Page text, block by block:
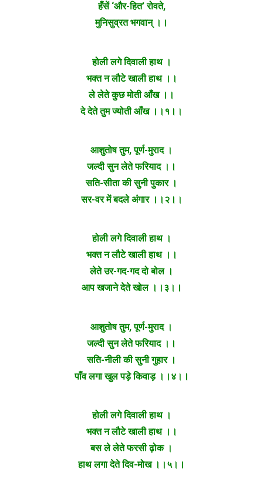
हँसें ‘और-हित’ रोवते,
मुनिसुव्रत भगवान् ।।
होली लगे दिवाली हाथ ।
भक्त न लौटे खाली हाथ ।।
ले लेते कुछ मोती आँख ।।
दे देते तुम ज्योती आँख ।।१।।
आशुतोष तुम, पूर्ण-मुराद ।
जल्दी सुन लेते फरियाद ।।
सति-सीता की सुनी पुकार ।
सर-वर में बदले अंगार ।।२।।
होली लगे दिवाली हाथ ।
भक्त न लौटे खाली हाथ ।।
लेते उर-गद-गद दो बोल ।
आप खजाने देते खोल ।।३।।
आशुतोष तुम, पूर्ण-मुराद ।
जल्दी सुन लेते फरियाद ।।
सति-नीली की सुनी गुहार ।
पाँव लगा खुल पड़े किवाड़ ।।४।।
होली लगे दिवाली हाथ ।
भक्त न लौटे खाली हाथ ।।
बस ले लेते फरसी ढ़ोक ।
हाथ लगा देते दिव-मोख ।।५।।